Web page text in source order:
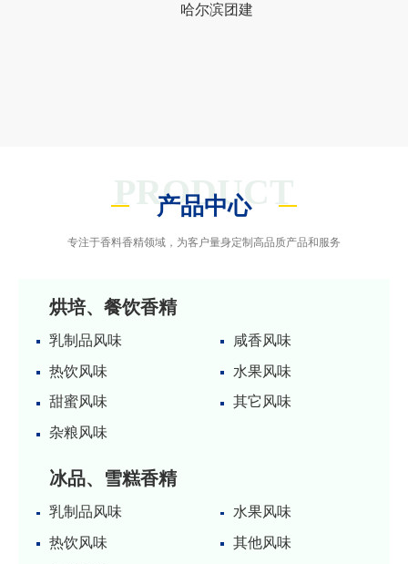
哈尔滨团建
PRODUCT
产品中心
专注于香料香精领域，为客户量身定制高品质产品和服务
烘培、餐饮香精
乳制品风味
咸香风味
热饮风味
水果风味
甜蜜风味
其它风味
杂粮风味
冰品、雪糕香精
乳制品风味
水果风味
热饮风味
其他风味